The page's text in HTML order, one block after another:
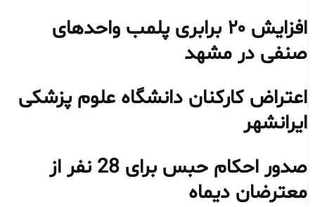
افزایش ۲۰ برابری پلمب واحدهای
صنفی در مشهد
اعتراض کارکنان دانشگاه علوم پزشکی
ایرانشهر
صدور احکام حبس برای 28 نفر از
معترضان دیماه